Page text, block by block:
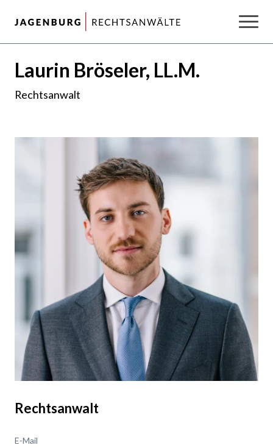
Zur Startseite navigieren
Laurin Bröseler, LL.M.
Rechtsanwalt
Rechtsanwalt
E-Mail